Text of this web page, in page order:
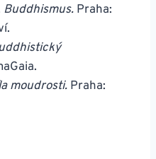
Buddhismus. Praha:
moudrosti. Praha: